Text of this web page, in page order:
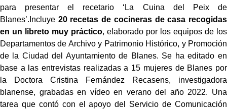
para presentar el recetario ‘La Cuina del Peix de
Blanes’.Incluye 20 recetas de cocineras de casa recogidas
en un libreto muy práctico, elaborado por los equipos de los
Departamentos de Archivo y Patrimonio Histórico, y Promoción
de la Ciudad del Ayuntamiento de Blanes. Se ha editado en
base a las entrevistas realizadas a 15 mujeres de Blanes por
la Doctora Cristina Fernández Recasens, investigadora
blanense, grabadas en vídeo en verano del año 2022. Una
tarea que contó con el apoyo del Servicio de Comunicación